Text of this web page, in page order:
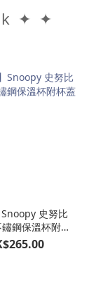
✦ ✦
Snoopy 史努比
鋼保溫杯附杯
蓋